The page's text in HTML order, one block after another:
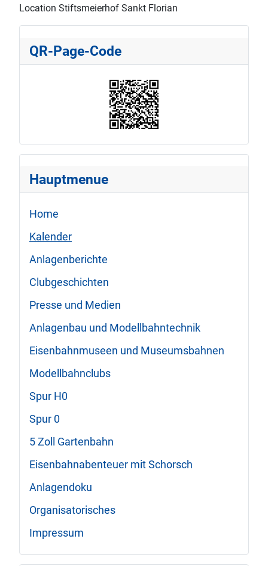
Location Stiftsmeierhof Sankt Florian
QR-Page-Code
Hauptmenue
Home
Kalender
Anlagenberichte
Clubgeschichten
Presse und Medien
Anlagenbau und Modellbahntechnik
Eisenbahnmuseen und Museumsbahnen
Modellbahnclubs
Spur H0
Spur 0
5 Zoll Gartenbahn
Eisenbahnabenteuer mit Schorsch
Anlagendoku
Organisatorisches
Impressum